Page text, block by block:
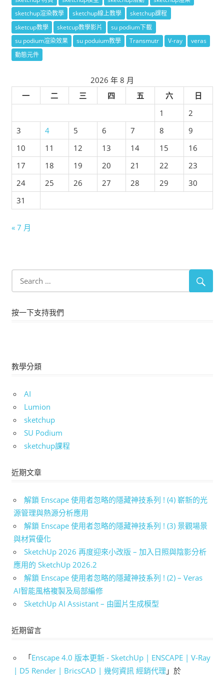
sketchup渲染教學
sketchup線上教學
sketchup課程
sketcup教學
sketcup教學影片
su podium下載
su podium渲染效果
su poduium教學 Transmutr V-ray
veras
動態元件
2026 年 8 月
一
二 三 四 五 六
日
1
2
3
4 5 6 7 8
9
10
11 12 13 14 15
16
17
18 19 20 21 22
23
24
25 26 27 28 29
30
31
« 7 月
按一下支持我們
教學分類
AI
Lumion
sketchup
SU Podium
sketchup課程
近期文章
解鎖 Enscape 使用者忽略的隱藏神技系列 ! (4) 嶄新的光
源管理與熱源分析應用
解鎖 Enscape 使用者忽略的隱藏神技系列 ! (3) 景觀場景
與材質優化
SketchUp 2026 再度迎來小改版 – 加入日照與陰影分析
應用的 SketchUp 2026.2
解鎖 Enscape 使用者忽略的隱藏神技系列 ! (2) – Veras
AI智能風格複製及局部編修
SketchUp AI Assistant – 由圖片生成模型
近期留言
「Enscape 4.0 版本更新 - SketchUp | ENSCAPE | V-Ray
| D5 Render | BricsCAD | 幾何資訊 經銷代理 」於